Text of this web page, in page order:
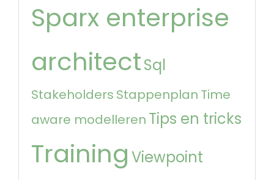
Sparx enterprise
architectSql
Stakeholders Stappenplan Time
aware modelleren Tips en tricks
Training Viewpoint